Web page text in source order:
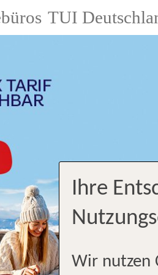
TUI
Ihre
Wir nutzen